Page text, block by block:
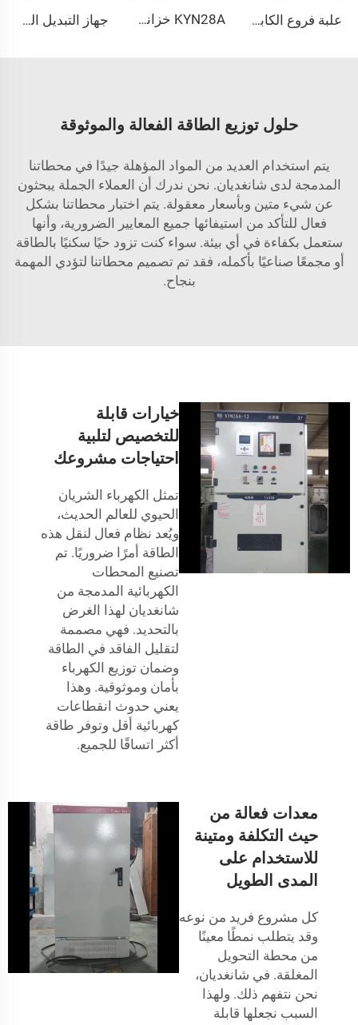
علبة فروع الكابلات ذات الضغط العالي بتصميم مقاوم للماء للاستخدام الخارجي KYN28A خزانة توزيع ضغط عالٍ جهاز التبديل العازل بالغاز SDM6
حلول توزيع الطاقة الفعالة والموثوقة
يتم استخدام العديد من المواد المؤهلة جيدًا في محطاتنا
المدمجة لدى شانغديان. نحن ندرك أن العملاء الجملة يبحثون
عن شيء متين وبأسعار معقولة. يتم اختبار محطاتنا بشكل
فعال للتأكد من استيفائها جميع المعايير الضرورية، وأنها
ستعمل بكفاءة في أي بيئة. سواء كنت تزود حيًا سكنيًا بالطاقة
أو مجمعًا صناعيًا بأكمله، فقد تم تصميم محطاتنا لتؤدي المهمة
بنجاح.
خيارات قابلة
للتخصيص لتلبية
احتياجات مشروعك
تمثل الكهرباء الشريان
الحيوي للعالم الحديث،
ويُعد نظام فعال لنقل هذه
الطاقة أمرًا ضروريًا. تم
تصنيع المحطات
الكهربائية المدمجة من
شانغديان لهذا الغرض
بالتحديد. فهي مصممة
لتقليل الفاقد في الطاقة
وضمان توزيع الكهرباء
بأمان وموثوقية. وهذا
يعني حدوث انقطاعات
كهربائية أقل وتوفر طاقة
أكثر اتساقًا للجميع.
معدات فعالة من
حيث التكلفة ومتينة
للاستخدام على
المدى الطويل
كل مشروع فريد من نوعه
وقد يتطلب نمطًا معينًا
من محطة التحويل
المغلقة. في شانغديان،
نحن نتفهم ذلك. ولهذا
السبب نجعلها قابلة